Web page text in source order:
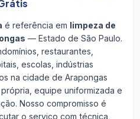
é referência em limpeza de
— Estado de São Paulo.
restaurantes,
escolas, indústrias
na cidade de Arapongas
equipe uniformizada e
Nosso compromisso é
o serviço com técnica,